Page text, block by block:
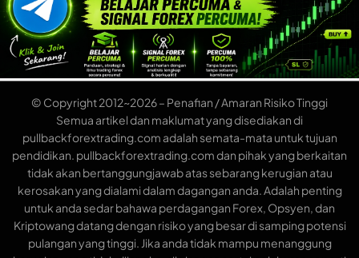
© Copyright 2012~2026 – Penafian / Amaran Risiko Tinggi
Semua artikel dan maklumat yang disediakan di
pullbackforextrading.com adalah semata-mata untuk tujuan
pendidikan. pullbackforextrading.com dan pihak yang berkaitan
tidak akan bertanggungjawab atas sebarang kerugian atau
kerosakan yang dialami dalam dagangan anda. Adalah penting
untuk anda sedar bahawa perdagangan Forex, Opsyen, dan
Kriptowang datang dengan risiko yang besar di samping potensi
pulangan yang tinggi. Jika anda tidak mampu menanggung